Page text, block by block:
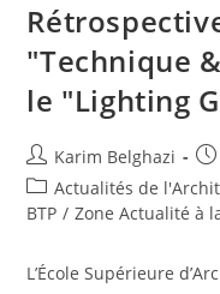
"Technique
le "Lighting
Karim Belghazi
Actualités de
BTP / Zone Actualité à
L’École Supérieure